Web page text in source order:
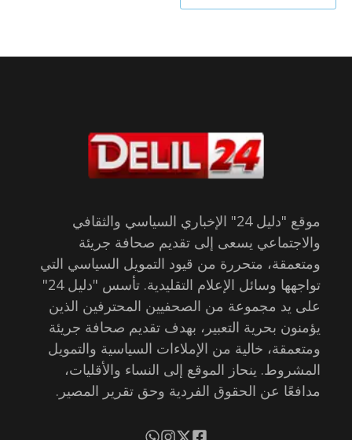
موقع "دليل 24" الإخباري السياسي والثقافي
والاجتماعي يسعى إلى تقديم صحافة جريئة
ومتعمقة، متحررة من قيود التمويل السياسي التي
تواجهها وسائل الإعلام التقليدية. تأسس "دليل 24"
على يد مجموعة من الصحفيين المحترفين الذين
يؤمنون بحرية التعبير، بهدف تقديم صحافة جريئة
ومتعمقة، خالية من الإملاءات السياسية والتمويل
المشروط. ينحاز الموقع إلى النساء والأقليات،
مدافعًا عن الحقوق الفردية وحق تقرير المصير.